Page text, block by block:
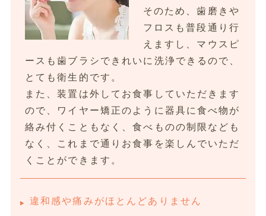
そのため、歯磨きや
フロスも普段通り行
えますし、マウスピ
ースも歯ブラシできれいに洗浄できるので、
とても衛生的です。
また、装置は外してお食事していただきます
ので、ワイヤー矯正のように器具に食べ物が
絡み付くこともなく、食べものの制限なども
なく、これまで通りお食事を楽しんでいただ
くことができます。
違和感や痛みがほとんどありません